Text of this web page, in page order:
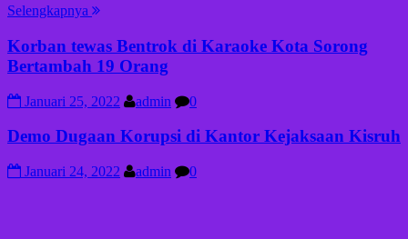
Selengkapnya
Korban tewas Bentrok di Karaoke Kota Sorong
Bertambah 19 Orang
Januari 25, 2022 admin 0
Demo Dugaan Korupsi di Kantor Kejaksaan Kisruh
Januari 24, 2022 admin 0